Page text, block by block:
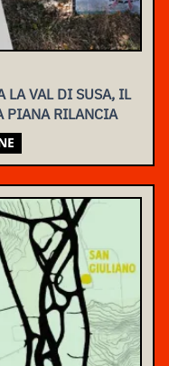
LA VAL DI SUSA, IL
PIANA RILANCIA